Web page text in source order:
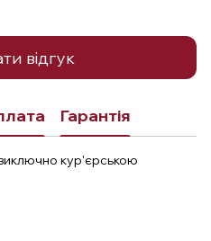
відгук
Гарантія
кур'єрською